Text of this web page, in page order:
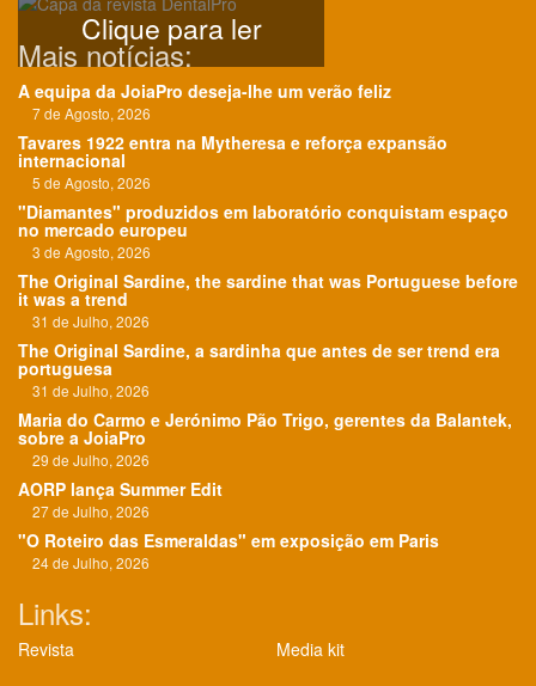
Clique para ler
Mais notícias:
A equipa da JoiaPro deseja-lhe um verão feliz
7 de Agosto, 2026
Tavares 1922 entra na Mytheresa e reforça expansão
internacional
5 de Agosto, 2026
"Diamantes" produzidos em laboratório conquistam espaço
no mercado europeu
3 de Agosto, 2026
The Original Sardine, the sardine that was Portuguese before
it was a trend
31 de Julho, 2026
The Original Sardine, a sardinha que antes de ser trend era
portuguesa
31 de Julho, 2026
Maria do Carmo e Jerónimo Pão Trigo, gerentes da Balantek,
sobre a JoiaPro
29 de Julho, 2026
AORP lança Summer Edit
27 de Julho, 2026
"O Roteiro das Esmeraldas" em exposição em Paris
24 de Julho, 2026
Links:
Revista
Media kit